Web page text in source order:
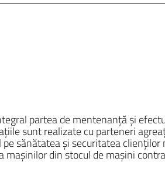
partea de mentenanță și
sunt realizate cu parteneri
sănătatea și securitatea
din stocul de mașini